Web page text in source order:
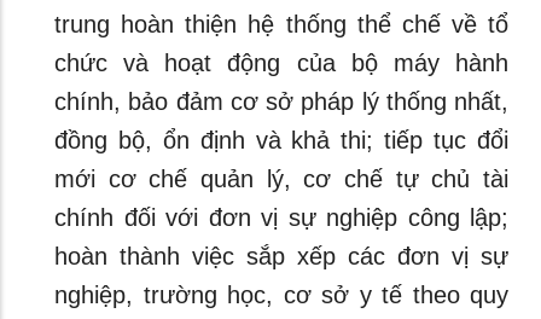
trung hoàn thiện hệ thống thể chế về tổ
chức và hoạt động của bộ máy hành
chính, bảo đảm cơ sở pháp lý thống nhất,
đồng bộ, ổn định và khả thi; tiếp tục đổi
mới cơ chế quản lý, cơ chế tự chủ tài
chính đối với đơn vị sự nghiệp công lập;
hoàn thành việc sắp xếp các đơn vị sự
nghiệp, trường học, cơ sở y tế theo quy